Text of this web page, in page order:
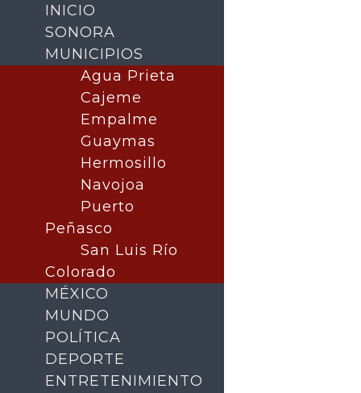
INICIO
SONORA
MUNICIPIOS
Agua Prieta
Cajeme
Empalme
Guaymas
Hermosillo
Navojoa
Puerto
Peñasco
San Luis Río
Colorado
MÉXICO
MUNDO
POLÍTICA
DEPORTE
ENTRETENIMIENTO